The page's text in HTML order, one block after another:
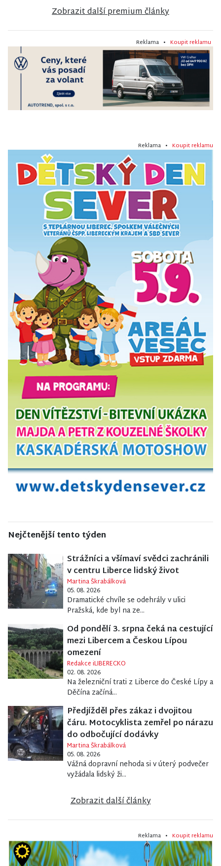
Zobrazit další premium články
Reklama • Koupit reklamu
Reklama • Koupit reklamu
Nejčtenější tento týden
Strážníci a všímaví svědci zachránili
v centru Liberce lidský život
Martina Škrabálková
05. 08. 2026
Dramatické chvíle se odehrály v ulici
Pražská, kde byl na ze...
Od pondělí 3. srpna čeká na cestující
mezi Libercem a Českou Lípou
omezení
Redakce iLIBERECKO
02. 08. 2026
Na železniční trati z Liberce do České Lípy a
Děčína začíná...
Předjížděl přes zákaz i dvojitou
čáru. Motocyklista zemřel po nárazu
do odbočující dodávky
Martina Škrabálková
05. 08. 2026
Vážná dopravní nehoda si v úterý podvečer
vyžádala lidský ži...
Zobrazit další články
Reklama • Koupit reklamu